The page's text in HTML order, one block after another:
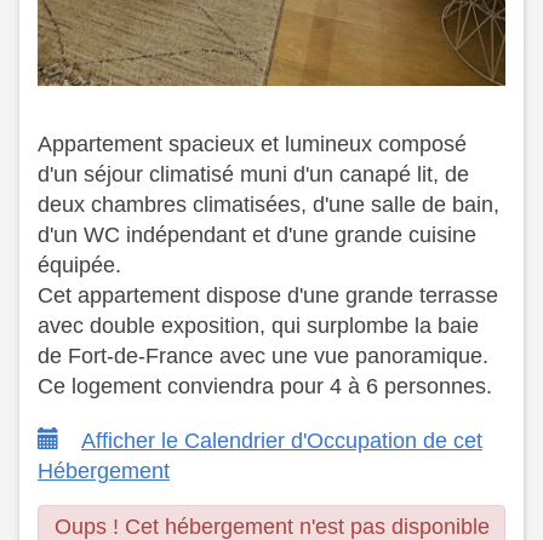
Appartement spacieux et lumineux composé
d'un séjour climatisé muni d'un canapé lit, de
deux chambres climatisées, d'une salle de bain,
d'un WC indépendant et d'une grande cuisine
équipée.
Cet appartement dispose d'une grande terrasse
avec double exposition, qui surplombe la baie
de Fort-de-France avec une vue panoramique.
Ce logement conviendra pour 4 à 6 personnes.
Afficher le Calendrier d'Occupation de cet
Hébergement
Oups ! Cet hébergement n'est pas disponible